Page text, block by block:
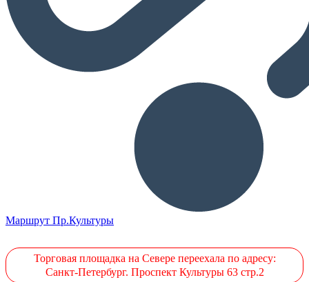
Маршрут Пр.Культуры
Торговая площадка на Севере переехала по адресу:
Санкт-Петербург. Проспект Культуры 63 стр.2